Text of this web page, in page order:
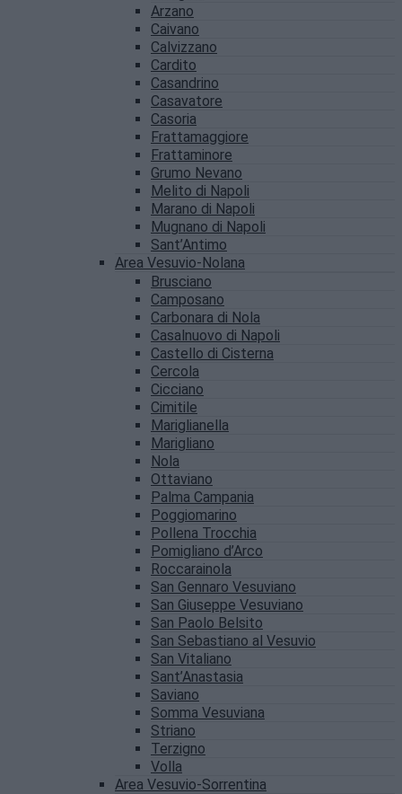
Arzano
Caivano
Calvizzano
Cardito
Casandrino
Casavatore
Casoria
Frattamaggiore
Frattaminore
Grumo Nevano
Melito di Napoli
Marano di Napoli
Mugnano di Napoli
Sant’Antimo
Area Vesuvio-Nolana
Brusciano
Camposano
Carbonara di Nola
Casalnuovo di Napoli
Castello di Cisterna
Cercola
Cicciano
Cimitile
Mariglianella
Marigliano
Nola
Ottaviano
Palma Campania
Poggiomarino
Pollena Trocchia
Pomigliano d’Arco
Roccarainola
San Gennaro Vesuviano
San Giuseppe Vesuviano
San Paolo Belsito
San Sebastiano al Vesuvio
San Vitaliano
Sant’Anastasia
Saviano
Somma Vesuviana
Striano
Terzigno
Volla
Area Vesuvio-Sorrentina